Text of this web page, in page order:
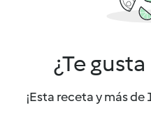
¿Te
¡Esta receta y más